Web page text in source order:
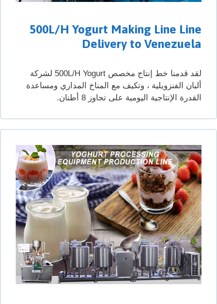
500L/H Yogurt Making Line Line
Delivery to Venezuela
لقد قدمنا ​​خط إنتاج مخصص 500L/H Yogurt لشركة
ألبان الفنزويلية ، وتكيف مع المناخ المداري ومساعدة
القدرة الإنتاجية اليومية على تجاوز 8 أطنان.